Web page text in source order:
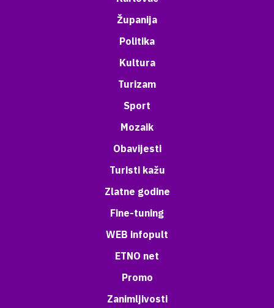
Županija
Politika
Kultura
Turizam
Sport
Mozaik
Obavijesti
Turisti kažu
Zlatne godine
Fine-tuning
WEB infopult
ETNO net
Promo
Zanimljivosti